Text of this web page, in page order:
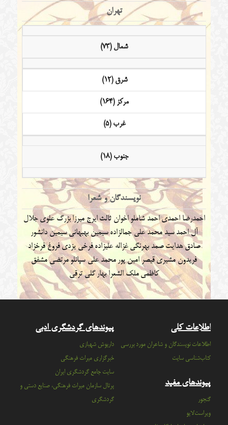
تهران
شمال (73)
شرق (12)
مرکز (164)
غرب (5)
جنوب (18)
نویسندگان و شعرا
احمدرضا احمدیاحمد شاملو اخوان ثالث ایرج میرزابزرگ علوی جلال
آل احمدسید محمد علی جمالزادهسیمین بهبهانیسیمین دانشور
صادق هدایتصمد بهرنگی غزاله علیزادهفرخی یزدی فروغ فرخزاد
فریدون مشیری قیصر امین پور محمد علی سپانلومرتضی مشفق
کاظمی ملک الشعرا بهار گلی ترقی
اطلاعات کلی
اطلاعات نویسندگان و شاعران مورد بررسی
کتاب‌شناسی سایت
پیوندهای مفید
گنجور
ویراست‌لایو
پیوندهای گردشگری ادبی
داریوش شهبازی
خبرگزاری میراث فرهنگی
سايت جامع گردشگري ايران
پرتال سازمان ميراث فرهنگي، صنايع دستي و
گردشگري